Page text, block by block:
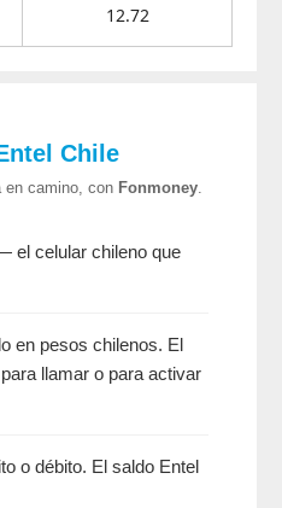
12.72
Chile
en camino, con Fonmoney.
el celular chileno que
en pesos chilenos. El
llamar o para activar
o débito. El saldo Entel